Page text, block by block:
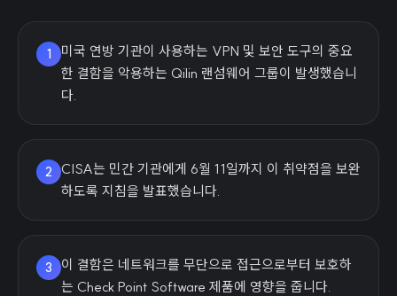
1
미국 연방 기관이 사용하는 VPN 및 보안 도구의 중요
한 결함을 악용하는 Qilin 랜섬웨어 그룹이 발생했습니
다.
2
CISA는 민간 기관에게 6월 11일까지 이 취약점을 보완
하도록 지침을 발표했습니다.
3
이 결함은 네트워크를 무단으로 접근으로부터 보호하
는 Check Point Software 제품에 영향을 줍니다.